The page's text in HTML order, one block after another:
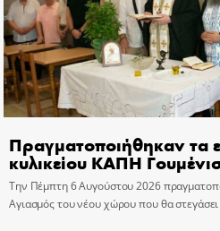
Πραγματοποιήθηκαν τα
κυλικείου ΚΑΠΗ
Την Πέμπτη 6 Αυγούστου 2026
Αγιασμός του νέου χώρου που θα